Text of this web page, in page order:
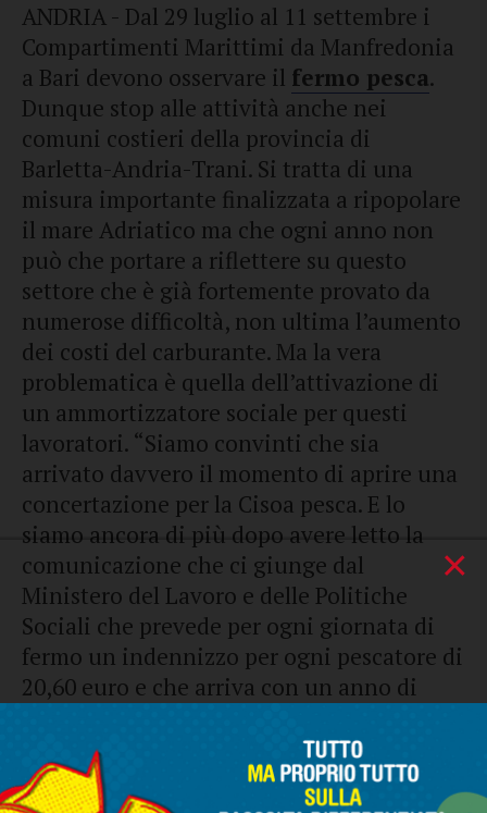
ANDRIA - Dal 29 luglio al 11 settembre i
Compartimenti Marittimi da Manfredonia
a Bari devono osservare il fermo pesca.
Dunque stop alle attività anche nei
comuni costieri della provincia di
Barletta-Andria-Trani. Si tratta di una
misura importante finalizzata a ripopolare
il mare Adriatico ma che ogni anno non
può che portare a riflettere su questo
settore che è già fortemente provato da
numerose difficoltà, non ultima l’aumento
dei costi del carburante. Ma la vera
problematica è quella dell’attivazione di
un ammortizzatore sociale per questi
lavoratori. “Siamo convinti che sia
arrivato davvero il momento di aprire una
concertazione per la Cisoa pesca. E lo
siamo ancora di più dopo avere letto la
comunicazione che ci giunge dal
Ministero del Lavoro e delle Politiche
Sociali che prevede per ogni giornata di
fermo un indennizzo per ogni pescatore di
20,60 euro e che arriva con un anno di
2022”, denuncia
Gaetano Riglietti
segretario generale
Flai Cgil BAT.
×